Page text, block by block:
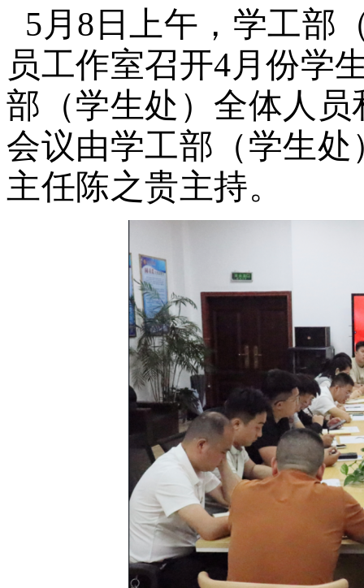
5月8日上午，学工部
员工作室召开4月份学
部（学生处）全体人
会议由学工部（学生
主任陈之贵主持。